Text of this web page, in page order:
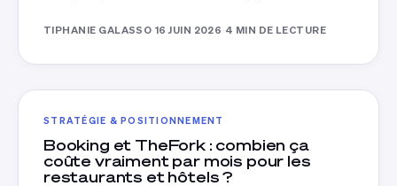
TIPHANIE GALASSO·16 JUIN 2026· 4 MIN DE LECTURE
STRATÉGIE & POSITIONNEMENT
Booking et TheFork : combien ça
coûte vraiment par mois pour les
restaurants et hôtels ?